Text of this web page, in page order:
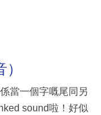
當一個字嘅尾同另
sound啦！好似